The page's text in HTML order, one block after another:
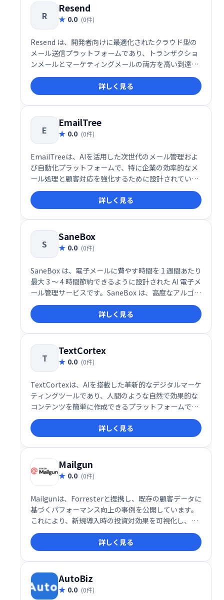
R
Resend
0.0 (0件)
Resend は、開発者向けに最適化されたクラウド型の
メール送信プラットフォームであり、トランザクショ
ンメールとマーケティングメールの両方を高い到達率
とスピードで届けることに特化したソリューションで
す。メールの信頼性や配信パフォーマンスに加え、開
発者体験（DX）を徹底的に重視した設計により、
SaaS企業やスタートアップを中心に注目を集めていま
す。
詳しく見る
E
EmailTree
0.0 (0件)
EmailTreeは、AIを活用した次世代のメール管理およ
び自動化プラットフォームで、特に企業の効率的なメ
ール処理と顧客対応を強化するために設計されていま
す。このサービスは、AIによるメールの分類、返信提
案、センチメント分析を統合し、受信トレイ管理の生
産性を劇的に向上させます。
詳しく見る
S
SaneBox
0.0 (0件)
SaneBox は、電子メールに費やす時間を 1 週間あたり
最大 3 ～ 4 時間節約できるように設計された AI 電子メ
ール管理サービスです。SaneBox は、高度なアルゴリ
ズムと機械学習を使用して、受信した電子メールを重
要度に応じて自動的にフォルダーに分類します。これ
により、無関係なメッセージを分類する時間を減ら
し、重要なこと、つまり電子メール以外のあらゆるこ
とに集中できるようになります。
詳しく見る
T
TextCortex
0.0 (0件)
TextCortexは、AIを搭載した革新的なデジタルマーケ
ティングツールであり、人間のような自然で効果的な
コンテンツを簡単に作成できるプラットフォームで
す。この多機能ツールは、企業やマーケターが効率的
に高品質なコンテンツを作成・管理できるように設計
されており、書き換えや要約、トーン調整など、コン
テンツ制作に必要な機能を一元化しています。
詳しく見る
Mailgun
0.0 (0件)
Mailgunは、Forresterと提携し、既存の顧客データに
基づくパフォーマンス向上の事例を公開しています。
これにより、新規導入時の投資対効果を可視化し、信
頼性を高めています。
詳しく見る
AutoBiz
0.0 (0件)